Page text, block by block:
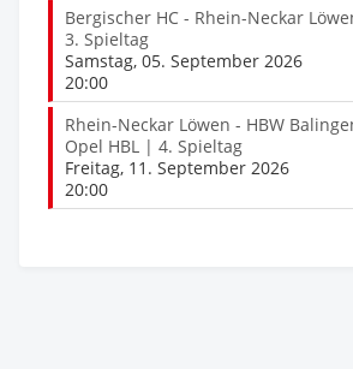
Bergischer HC - Rhein-Neckar
3. Spieltag
Samstag, 05. September 2026
20:00
Rhein-Neckar Löwen - HBW
Opel HBL | 4. Spieltag
Freitag, 11. September 2026
20:00